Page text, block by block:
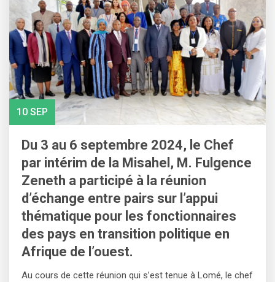
10 SEP
Du 3 au 6 septembre 2024, le Chef
par intérim de la Misahel, M. Fulgence
Zeneth a participé à la réunion
d’échange entre pairs sur l’appui
thématique pour les fonctionnaires
des pays en transition politique en
Afrique de l’ouest.
Au cours de cette réunion qui s’est tenue à Lomé, le chef